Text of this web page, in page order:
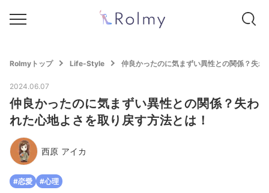
Rolmyトップ Life-Style 仲良かったのに気まずい異性との関係？失
2024.06.07
仲良かったのに気まずい異性との関係？失わ
れた心地よさを取り戻す方法とは！
西原 アイカ
#恋愛 #心理